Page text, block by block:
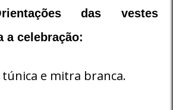
das vestes
a celebração:
e mitra branca.